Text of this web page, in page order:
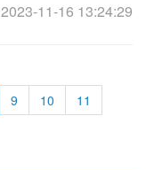
2023-11-16 13:24:29
9 10
11